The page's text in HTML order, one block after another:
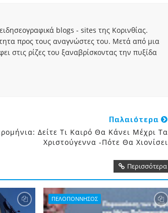
blogs - sites της Κορινθίας.
προς τους αναγνώστες του. Μετά από μια
στις ρίζες του ξαναβρίσκοντας την πυξίδα
Παλαιότερα
Δείτε Τι Καιρό Θα Κάνει Μέχρι Τα
Χριστούγεννα -Πότε Θα Χιονίσει
Περισσότερα
ΠΕΛΟΠΟΝΝΗΣΟΣ